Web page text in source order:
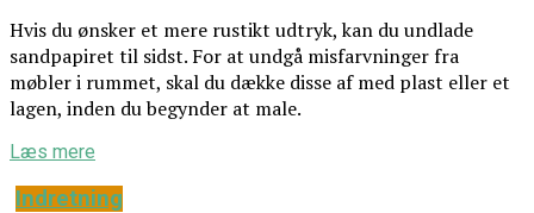
Hvis du ønsker et mere rustikt udtryk, kan du undlade
sandpapiret til sidst. For at undgå misfarvninger fra
møbler i rummet, skal du dække disse af med plast eller et
lagen, inden du begynder at male.
Læs mere
Indretning